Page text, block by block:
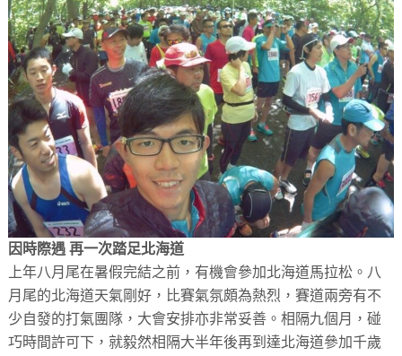
size.size.size.
因時際遇 再一次踏足北海道
上年八月尾在暑假完結之前，有機會參加北海道馬拉松。八
月尾的北海道天氣剛好，比賽氣氛頗為熱烈，賽道兩旁有不
少自發的打氣團隊，大會安排亦非常妥善。相隔九個月，碰
巧時間許可下，就毅然相隔大半年後再到達北海道參加千歲